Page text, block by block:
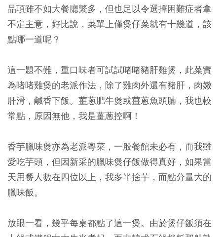
品項雖不如大餐廳繁多，但也足以令選擇困難症者拿
不定主意，好比說，菜單上僅煲仔菜就有十幾道，該
點哪一道呢？
這一題不難，重口味者可試試啫啫豬肝雞煲，此菜實
為啫啫雞煲的老派作法，除了雞肉外還有豬肝，肉嫩
肝滑，鹹香下飯。薑蔥肥牛煲或薑蔥魚頭腩，我也較
常點，原因無他，我是薑蔥控啊！
香芋臘味煲亦為老派粵菜，一般餐館未必有，而我雖
愛吃芋頭，但因新采的臘味煲仔飯做得真好，如果當
天用餐人數在四位以上，我多半捨芋，而點分量大的
臘味飯。
放眼一看，幾乎每桌都點了這一煲。由於煲仔飯須在